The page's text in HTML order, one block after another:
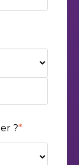
?*